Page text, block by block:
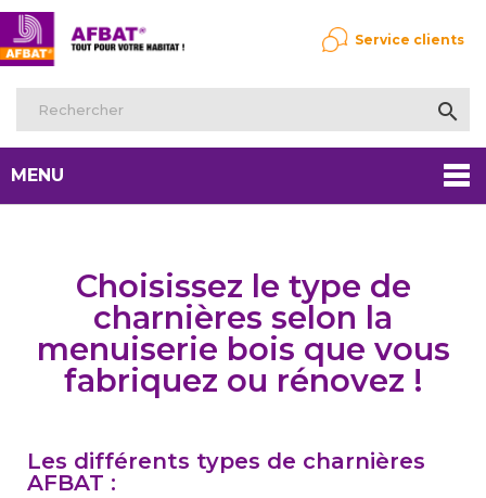

Service clients
MENU
Choisissez le type de
charnières selon la
menuiserie bois que vous
fabriquez ou rénovez !
Les différents types de charnières
AFBAT :